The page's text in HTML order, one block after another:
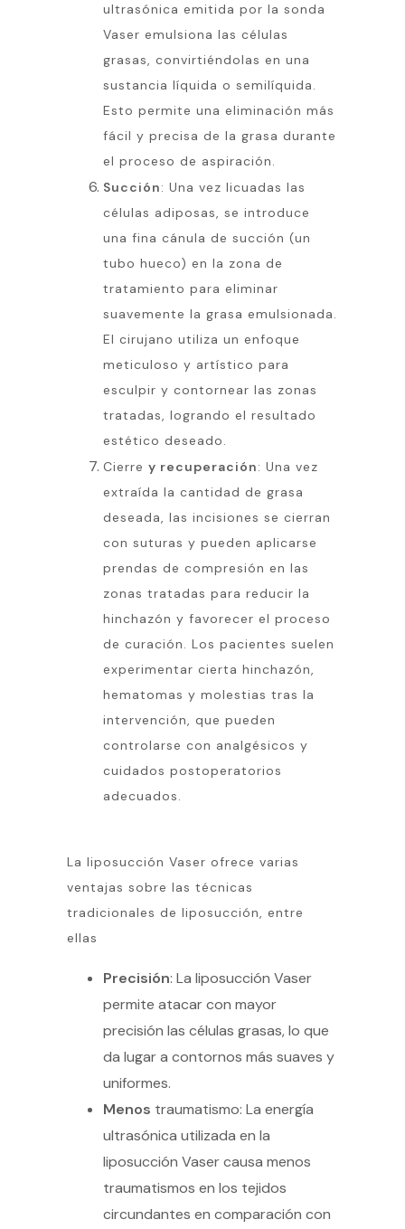
ultrasónica emitida por la sonda
Vaser emulsiona las células
grasas, convirtiéndolas en una
sustancia líquida o semilíquida.
Esto permite una eliminación más
fácil y precisa de la grasa durante
el proceso de aspiración.
Succión: Una vez licuadas las
células adiposas, se introduce
una fina cánula de succión (un
tubo hueco) en la zona de
tratamiento para eliminar
suavemente la grasa emulsionada.
El cirujano utiliza un enfoque
meticuloso y artístico para
esculpir y contornear las zonas
tratadas, logrando el resultado
estético deseado.
Cierre y recuperación: Una vez
extraída la cantidad de grasa
deseada, las incisiones se cierran
con suturas y pueden aplicarse
prendas de compresión en las
zonas tratadas para reducir la
hinchazón y favorecer el proceso
de curación. Los pacientes suelen
experimentar cierta hinchazón,
hematomas y molestias tras la
intervención, que pueden
controlarse con analgésicos y
cuidados postoperatorios
adecuados.
La liposucción Vaser ofrece varias
ventajas sobre las técnicas
tradicionales de liposucción, entre
ellas
Precisión: La liposucción Vaser
permite atacar con mayor
precisión las células grasas, lo que
da lugar a contornos más suaves y
uniformes.
Menos traumatismo: La energía
ultrasónica utilizada en la
liposucción Vaser causa menos
traumatismos en los tejidos
circundantes en comparación con